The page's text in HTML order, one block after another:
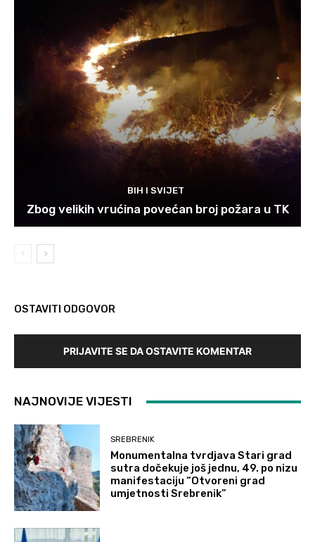
BIH I SVIJET
Zbog velikih vrućina povećan broj požara u TK
OSTAVITI ODGOVOR
PRIJAVITE SE DA OSTAVITE KOMENTAR
NAJNOVIJE VIJESTI
SREBRENIK
Monumentalna tvrdjava Stari grad
sutra dočekuje još jednu, 49. po nizu
manifestaciju “Otvoreni grad
umjetnosti Srebrenik”